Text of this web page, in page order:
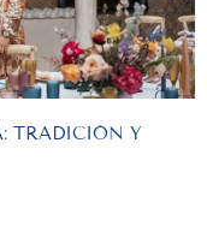
TRADICIÓN Y